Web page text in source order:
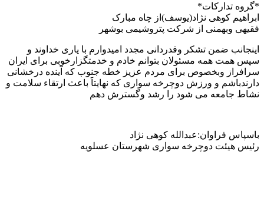
*گروه تدارکات*
ابراهیم کوهی نژاد(یوسف)از چاه مبارک
فقیهی وبهمنی از شرکت پتروشیمی بوشهر
اینجانب ضمن تشکر وقدردانی مجدد امیدوارم با یاری خداوند و
سپس همت همه مسئولان بتوانم خادم و خدمتگزارخوبی برای ایران
سرافراز وبخصوص برای مردم عزیز خطه جنوب که آینده درخشانی
دارندباشم و ورزش دوچرخه سواری که نهایتاََ باعث ارتقاء سلامت و
نشاط جامعه می شود را رشد وگسترش دهم
باسپاس فراوان:عبدالله کوهی نژاد
رئيس هيئت دوچرخه سواری شهرستان عسلویه